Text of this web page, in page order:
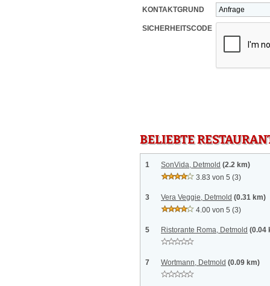
KONTAKTGRUND
SICHERHEITSCODE
BELIEBTE
1 SonVida, Detmold (2.2 km)
3.83 von 5 (3)
3 Vera Veggie, Detmold (0.31 km)
4.00 von 5 (3)
5 Ristorante Roma, Detmold (0.04
7 Wortmann, Detmold (0.09 km)